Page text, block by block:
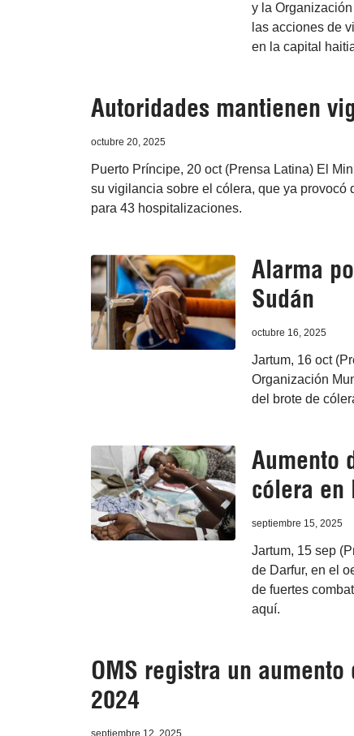
y la
las acciones de
en la capital
Autoridades mantienen
octubre 20, 2025
Puerto Príncipe, 20 oct (Prensa Latina) El
su vigilancia sobre el cólera, que ya provocó
para 43 hospitalizaciones.
Alarma
Sudán
octubre 16, 2025
Jartum, 16 oct
Organización
del brote de
Aumento
cólera en
septiembre 15, 2025
Jartum, 15 sep
de Darfur, en el
de fuertes
aquí.
OMS registra un
2024